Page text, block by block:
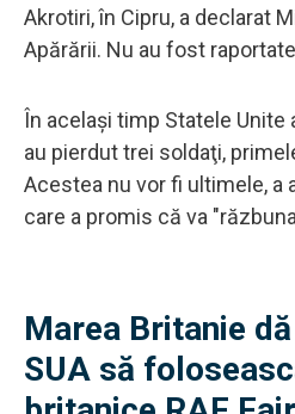
Akrotiri, în Cipru, a declarat
Apărării. Nu au fost
În același timp Statele
au pierdut trei soldaţi,
Acestea nu vor fi ultimele, a
care a promis că va
Marea Britanie
SUA să